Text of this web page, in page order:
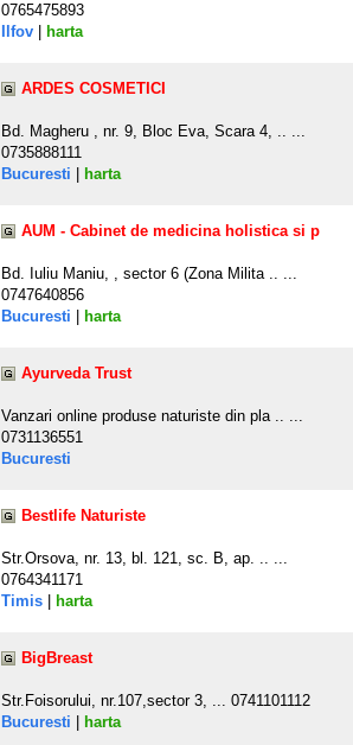
0765475893
Ilfov
harta
ARDES COSMETICI
Bd. Magheru , nr. 9, Bloc Eva, Scara 4, .. ...
0735888111
Bucuresti
harta
AUM - Cabinet de medicina holistica si p
Bd. Iuliu Maniu, , sector 6 (Zona Milita .. ...
0747640856
Bucuresti
harta
Ayurveda Trust
Vanzari online produse naturiste din pla .. ...
0731136551
Bucuresti
Bestlife Naturiste
Str.Orsova, nr. 13, bl. 121, sc. B, ap. .. ...
0764341171
Timis
harta
BigBreast
Str.Foisorului, nr.107,sector 3, ... 0741101112
Bucuresti
harta